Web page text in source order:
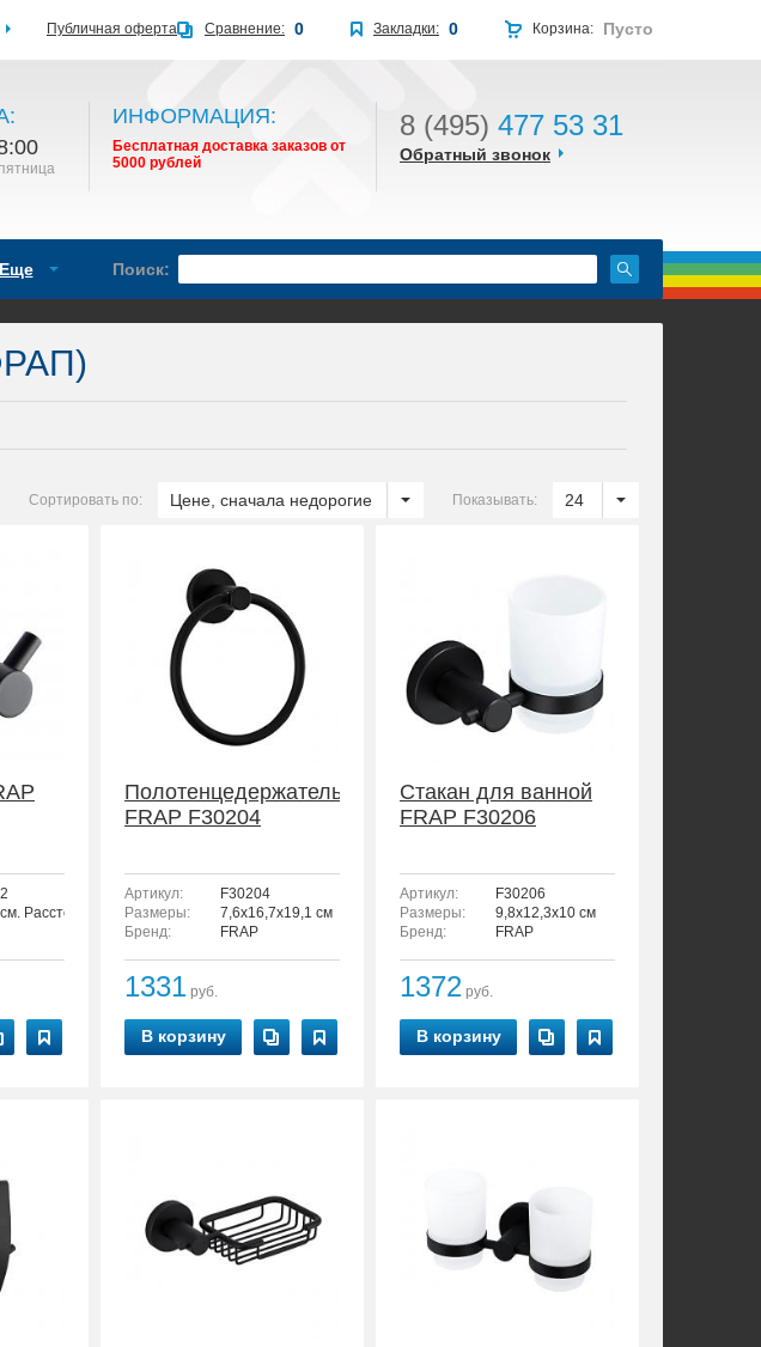
ИНФОРМАЦИЯ:
Бесплатная доставка заказов от
5000 рублей
8 (495) 477 53 31
Обратный звонок
Еще Поиск:
Показывать: 24
Сортировать по: Цене, сначала недорогие
Расстояние между шурупами - 3 см.
Полотенцедержатель
FRAP F30204
Артикул:
F30204
Размеры:
7,6x16,7x19,1 см
Бренд:
FRAP
1331 руб.
В корзину
Стакан для ванной
FRAP F30206
Артикул:
F30206
Размеры:
9,8x12,3x10 см
Бренд:
FRAP
1372 руб.
В корзину
Публичная оферта Корзина: Пусто
Закладки: 0
Сравнение: 0